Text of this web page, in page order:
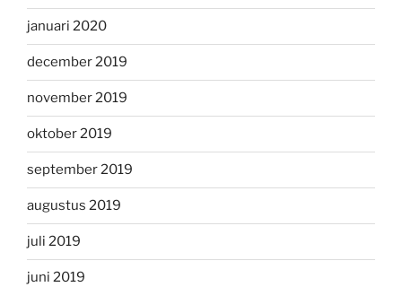
januari 2020
december 2019
november 2019
oktober 2019
september 2019
augustus 2019
juli 2019
juni 2019